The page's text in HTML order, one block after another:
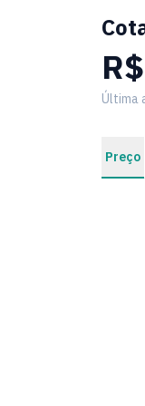
Última
Preço